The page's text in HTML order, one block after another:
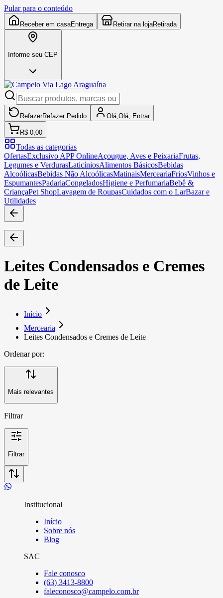
Pular para o conteúdo
Receber em casaEntrega Retirar na lojaRetirada
Informe seu CEP
RefazerRefazer Pedido Olá, Olá, Entrar
R$ 0,00
Todas as categorias
OfertasExclusivo APP OnlineAçougue, Aves e PeixariaFrutas,
Legumes e VerdurasLaticíniosAlimentos BásicosBebidas
AlcoólicasBebidas Não AlcoólicasMatinaisMerceariaFriosVinhos e
EspumantesPadariaCongeladosHigiene e PerfumariaBebê &
CriançaPet ShopLavagem de RoupasCuidados com o LarBazar e
Utilidades
Leites Condensados e Cremes
de Leite
Início
Mercearia
Leites Condensados e Cremes de Leite
Ordenar por:
Mais relevantes
Filtrar
Filtrar
Institucional
Início
Sobre nós
Blog
SAC
Fale conosco
(63) 3413-8800
faleconosco@campelo.com.br